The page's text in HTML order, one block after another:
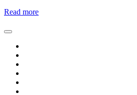
Read more